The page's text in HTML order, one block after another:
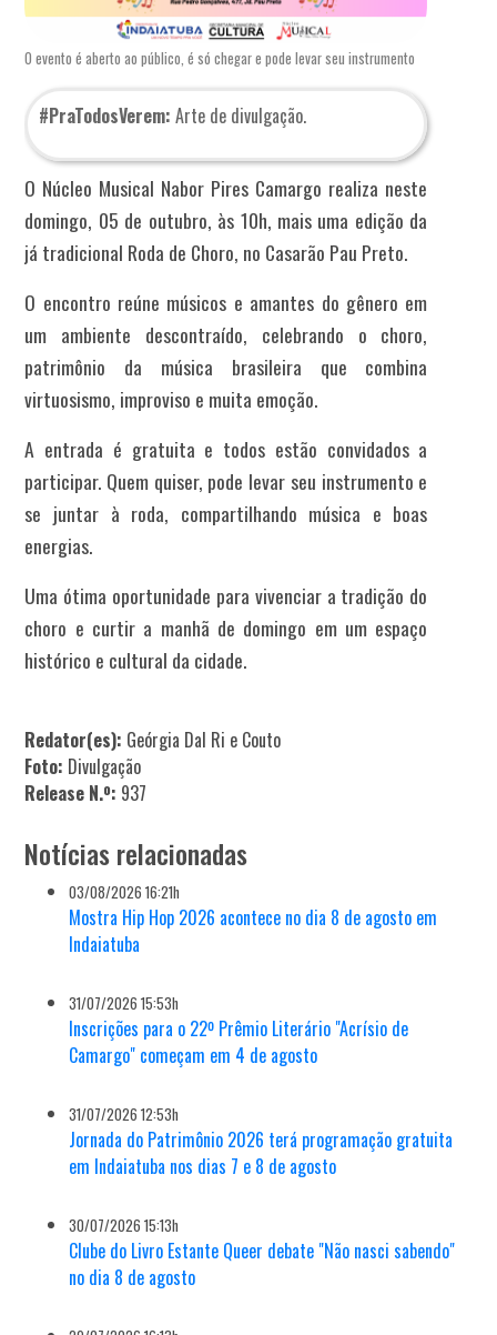
O evento é aberto ao público, é só chegar e pode levar seu instrumento
#PraTodosVerem:Arte de divulgação.
O Núcleo Musical Nabor Pires Camargo realiza neste
domingo, 05 de outubro, às 10h, mais uma edição da
já tradicional Roda de Choro, no Casarão Pau Preto.
O encontro reúne músicos e amantes do gênero em
um ambiente descontraído, celebrando o choro,
patrimônio da música brasileira que combina
virtuosismo, improviso e muita emoção.
A entrada é gratuita e todos estão convidados a
participar. Quem quiser, pode levar seu instrumento e
se juntar à roda, compartilhando música e boas
energias.
Uma ótima oportunidade para vivenciar a tradição do
choro e curtir a manhã de domingo em um espaço
histórico e cultural da cidade.
Redator(es): Geórgia Dal Ri e Couto
Foto: Divulgação
Release N.º: 937
Notícias relacionadas
03/08/2026 16:21h
Mostra Hip Hop 2026 acontece no dia 8 de agosto em
Indaiatuba
31/07/2026 15:53h
Inscrições para o 22º Prêmio Literário "Acrísio de
Camargo" começam em 4 de agosto
31/07/2026 12:53h
Jornada do Patrimônio 2026 terá programação gratuita
em Indaiatuba nos dias 7 e 8 de agosto
30/07/2026 15:13h
Clube do Livro Estante Queer debate "Não nasci sabendo"
no dia 8 de agosto